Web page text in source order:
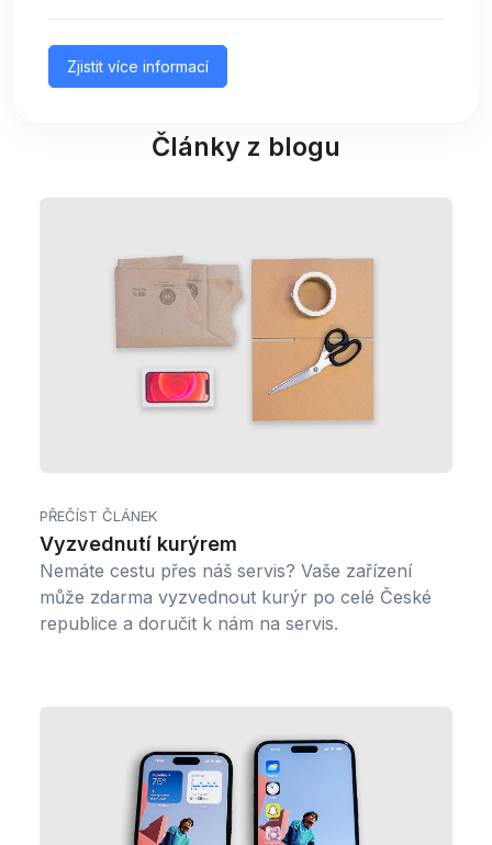
Zjistit více informací
Články z blogu
PŘEČÍST ČLÁNEK
Vyzvednutí kurýrem
Nemáte cestu přes náš servis? Vaše zařízení
může zdarma vyzvednout kurýr po celé České
republice a doručit k nám na servis.